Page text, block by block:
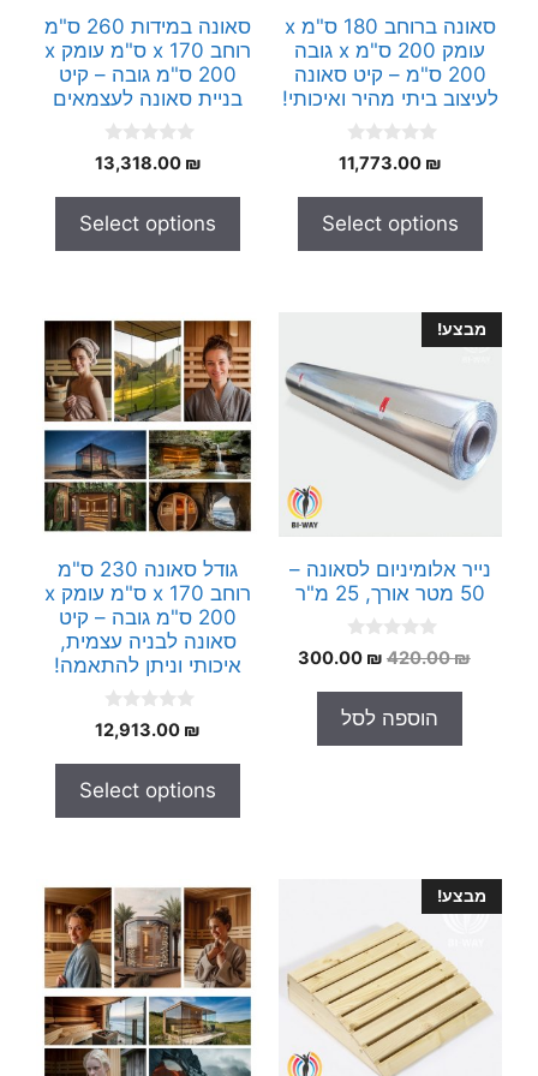
סאונה ברוחב 180 ס"מ x
עומק 200 ס"מ x גובה
200 ס"מ – קיט סאונה
לעיצוב ביתי מהיר ואיכותי!
0
o
o
5
11,773.00 ₪
Select options
סאונה במידות 260 ס"מ
רוחב x 170 ס"מ עומק x
200 ס"מ גובה – קיט
בניית סאונה לעצמאים
0
o
o
5
13,318.00 ₪
Select options
מבצע!
נייר אלומיניום לסאונה –
50 מטר אורך, 25 מ"ר
0
o
o
5
420.00₪
המחיר
היה:
420.00 ₪.
300.00 ₪
המחיר
הוספה לסל
גודל סאונה 230 ס"מ
רוחב x 170 ס"מ עומק x
200 ס"מ גובה – קיט
סאונה לבניה עצמית,
איכותי וניתן להתאמה!
0
o
o
5
12,913.00 ₪
Select options
מבצע!